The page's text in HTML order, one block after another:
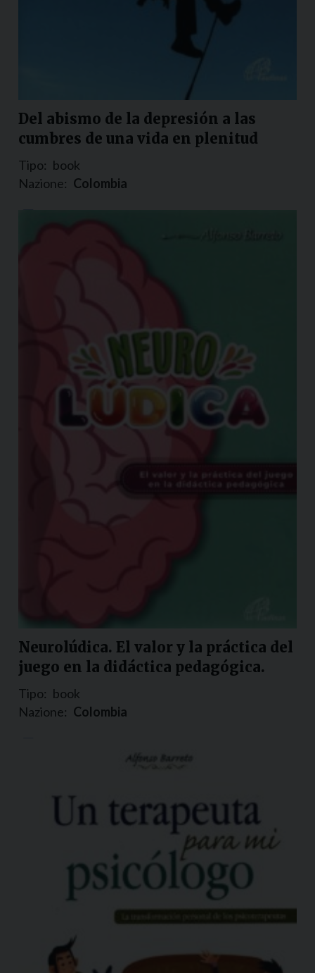
Del abismo de la depresión a las
cumbres de una vida en plenitud
Tipo: book
Nazione: Colombia
Neurolúdica. El valor y la práctica del
juego en la didáctica pedagógica.
Tipo: book
Nazione: Colombia